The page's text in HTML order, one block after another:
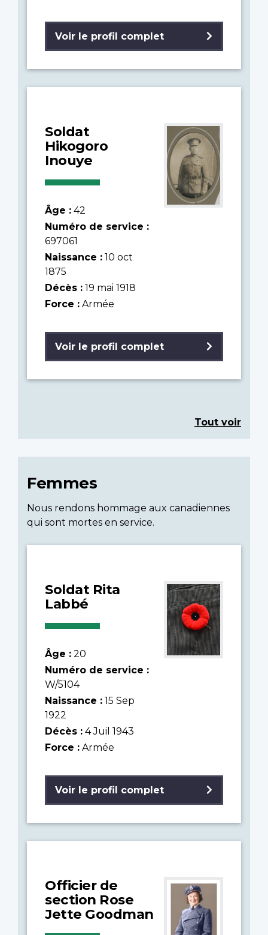
Voir le profil complet
Soldat
Hikogoro
Inouye
Âge : 42
Numéro de service :
697061
Naissance : 10 oct
1875
Décès : 19 mai 1918
Force : Armée
Voir le profil complet
Tout voir
Femmes
Nous rendons hommage aux canadiennes
qui sont mortes en service.
Soldat Rita
Labbé
Âge : 20
Numéro de service :
W/5104
Naissance : 15 Sep
1922
Décès : 4 Juil 1943
Force : Armée
Voir le profil complet
Officier de
section Rose
Jette Goodman